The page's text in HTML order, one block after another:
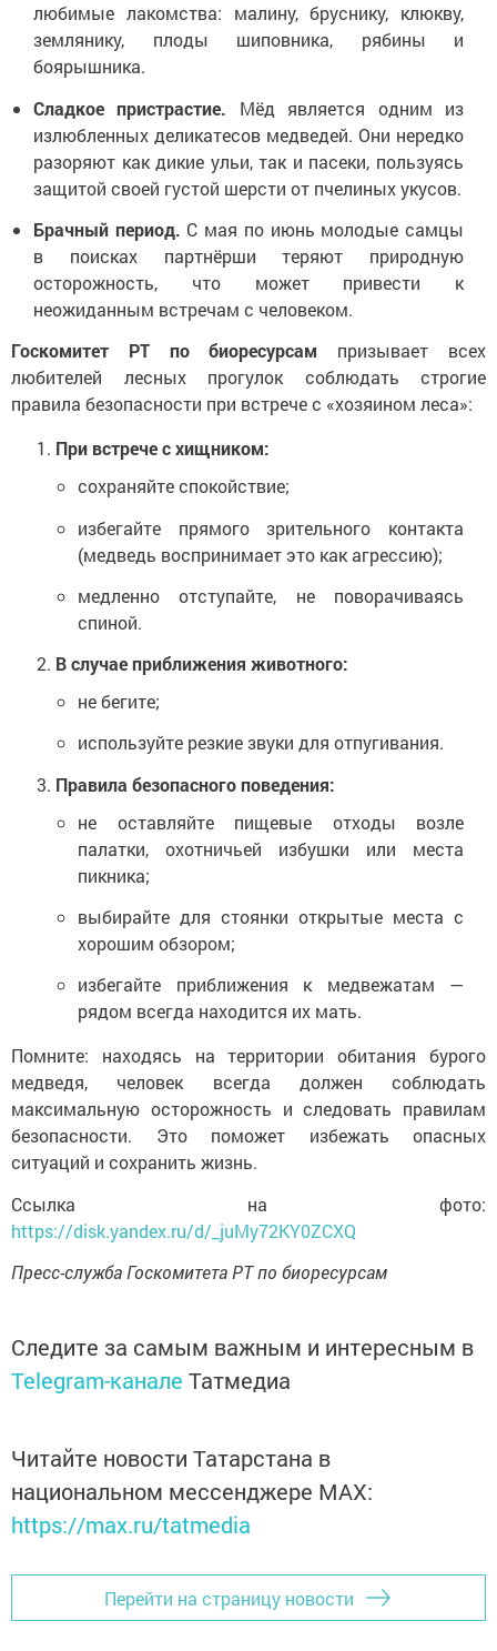
любимые лакомства: малину, бруснику, клюкву,
землянику, плоды шиповника, рябины и
боярышника.
Сладкое пристрастие. Мёд является одним из
излюбленных деликатесов медведей. Они нередко
разоряют как дикие ульи, так и пасеки, пользуясь
защитой своей густой шерсти от пчелиных укусов.
Брачный период. С мая по июнь молодые самцы
в поисках партнёрши теряют природную
осторожность, что может привести к
неожиданным встречам с человеком.
Госкомитет РТ по биоресурсам призывает всех
любителей лесных прогулок соблюдать строгие
правила безопасности при встрече с «хозяином леса»:
При встрече с хищником:
сохраняйте спокойствие;
избегайте прямого зрительного контакта
(медведь воспринимает это как агрессию);
медленно отступайте, не поворачиваясь
спиной.
В случае приближения животного:
не бегите;
используйте резкие звуки для отпугивания.
Правила безопасного поведения:
не оставляйте пищевые отходы возле
палатки, охотничьей избушки или места
пикника;
выбирайте для стоянки открытые места с
хорошим обзором;
избегайте приближения к медвежатам —
рядом всегда находится их мать.
Помните: находясь на территории обитания бурого
медведя, человек всегда должен соблюдать
максимальную осторожность и следовать правилам
безопасности. Это поможет избежать опасных
ситуаций и сохранить жизнь.
Ссылка на фото:
https://disk.yandex.ru/d/_juMy72KY0ZCXQ
Пресс-служба Госкомитета РТ по биоресурсам
Следите за самым важным и интересным в
Telegram-канале Татмедиа
Читайте новости Татарстана в
национальном мессенджере MАХ:
https://max.ru/tatmedia
Перейти на страницу новости